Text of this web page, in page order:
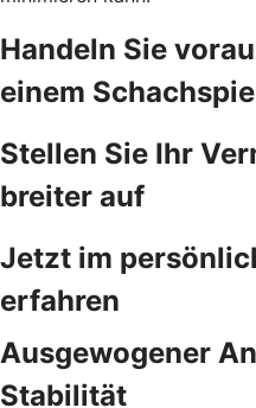
Handeln Sie
einem
Stellen Sie Ihr
breiter auf
Jetzt im
erfahren
Ausgewogener
Stabilität